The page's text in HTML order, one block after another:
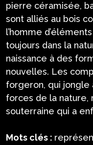
pierre céramisée,
sont alliés au bois
l’homme
toujours dans la
naissance à des
nouvelles. Les
forgeron, qui
forces de la nature,
souterraine qui a
Mots clés :